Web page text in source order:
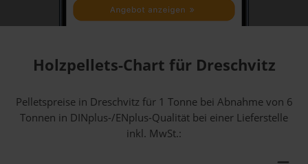
Holzpellets-Chart für Dreschvitz
Pelletspreise in Dreschvitz für 1 Tonne bei Abnahmevon 6
Tonnen in DINplus-/ENplus-Qualität bei einer Lieferstelle
inkl. MwSt.: